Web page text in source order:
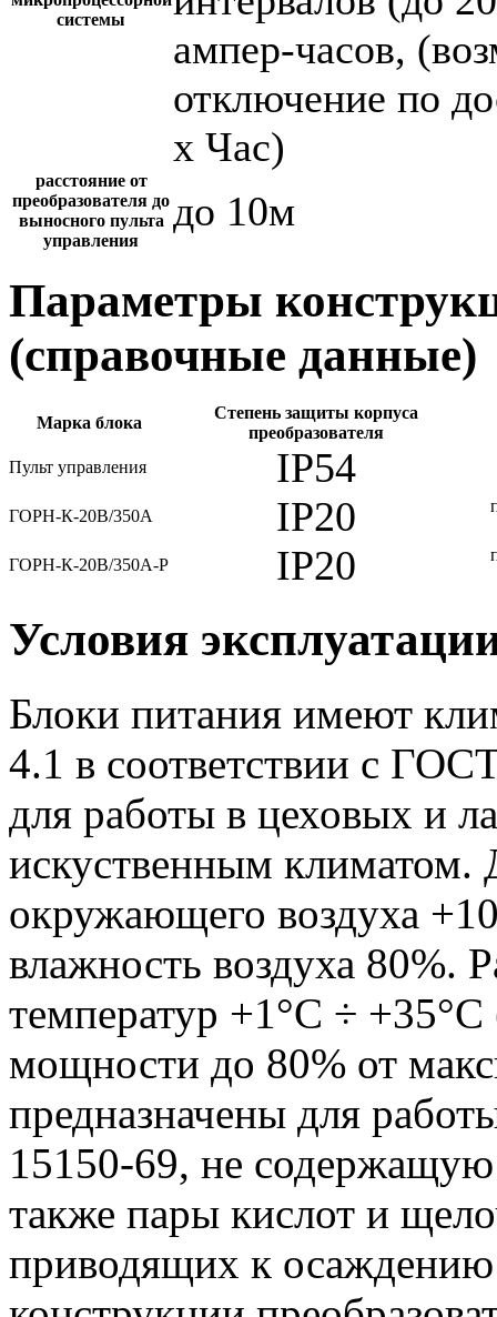
системы
ампер-часов,
отключение по
х Час)
расстояние от
преобразователя до
выносного пульта
управления
до 10м
Параметры
(справочные данные)
Марка блока
Степень защиты корпуса
преобразователя
Пульт управления
IP54
ГОРН-К-20В/350А IP20
ГОРН-К-20В/350А-Р IP20
Условия
Блоки питания имеют
4.1 в соответствии с
для работы в цеховых и
искуственным климатом.
окружающего воздуха
влажность воздуха 80%.
температур +1°С ÷
мощности до 80% от
предназначены для
15150-69, не
также пары кислот и
приводящих к осаждению